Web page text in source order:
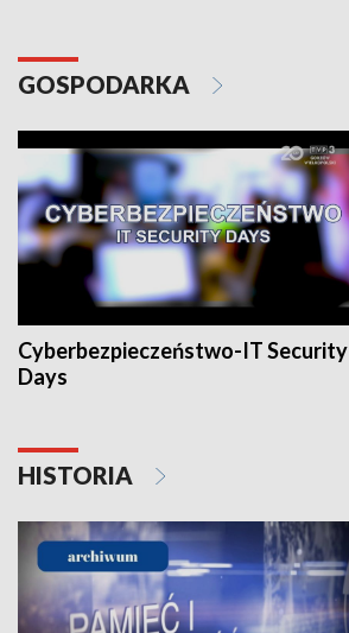
GOSPODARKA
Cyberbezpieczeństwo-IT Security
Days
HISTORIA